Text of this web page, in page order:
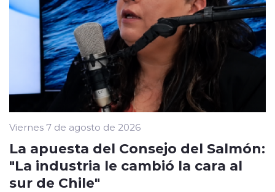
Viernes 7 de agosto de 2026
La apuesta del Consejo del Salmón:
"La industria le cambió la cara al
sur de Chile"